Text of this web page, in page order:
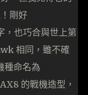
剛好
，也巧合與世上第
相同，雖不確
種命名為
的戰機造型，